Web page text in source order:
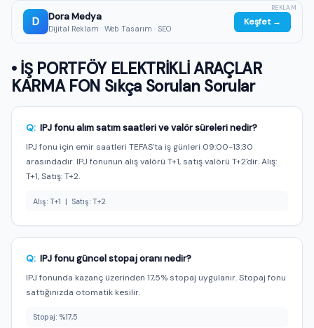
D Dora Medya
Dijital Reklam · Web Tasarım · SEO
Keşfet →
REKLAM
• İŞ PORTFÖY ELEKTRİKLİ ARAÇLAR
KARMA FON Sıkça Sorulan Sorular
Q: IPJ fonu alım satım saatleri ve valör süreleri nedir?
IPJ fonu için emir saatleri TEFAS'ta iş günleri 09:00-13:30
arasındadır. IPJ fonunun alış valörü T+1, satış valörü T+2'dir. Alış:
T+1, Satış: T+2.
Alış: T+1 | Satış: T+2
Q: IPJ fonu güncel stopaj oranı nedir?
IPJ fonunda kazanç üzerinden 17,5% stopaj uygulanır. Stopaj fonu
sattığınızda otomatik kesilir.
Stopaj: %17,5